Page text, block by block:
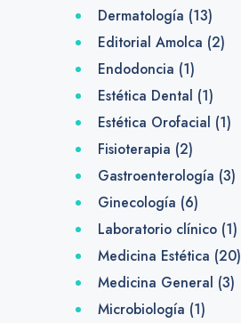
Dermatología (13)
Editorial Amolca (2)
Endodoncia (1)
Estética Dental (1)
Estética Orofacial (1)
Fisioterapia (2)
Gastroenterología (3)
Ginecología (6)
Laboratorio clínico(1)
Medicina Estética (20)
Medicina General (3)
Microbiología (1)